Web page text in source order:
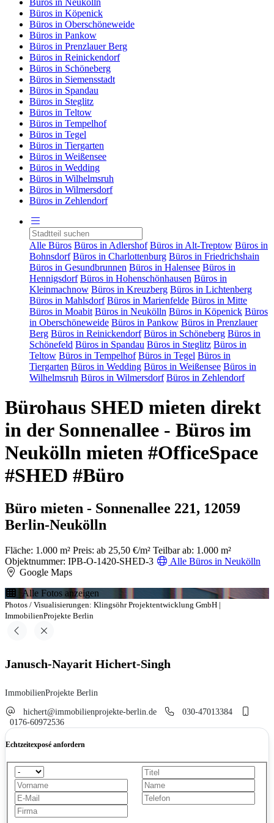
Büros in Köpenick
Büros in Oberschöneweide
Büros in Pankow
Büros in Prenzlauer Berg
Büros in Reinickendorf
Büros in Schöneberg
Büros in Siemensstadt
Büros in Spandau
Büros in Steglitz
Büros in Teltow
Büros in Tempelhof
Büros in Tegel
Büros in Tiergarten
Büros in Weißensee
Büros in Wedding
Büros in Wilhelmsruh
Büros in Wilmersdorf
Büros in Zehlendorf
Alle Büros Büros in Adlershof Büros in Alt-Treptow Büros in
Bohnsdorf Büros in Charlottenburg Büros in Friedrichshain
Büros in Gesundbrunnen Büros in Halensee Büros in
Hennigsdorf Büros in Hohenschönhausen Büros in
Kleinmachnow Büros in Kreuzberg Büros in Lichtenberg
Büros in Mahlsdorf Büros in Marienfelde Büros in Mitte
Büros in Moabit Büros in Neukölln Büros in Köpenick Büros
in Oberschöneweide Büros in Pankow Büros in Prenzlauer
Berg Büros in Reinickendorf Büros in Schöneberg Büros in
Schönefeld Büros in Spandau Büros in Steglitz Büros in
Teltow Büros in Tempelhof Büros in Tegel Büros in
Tiergarten Büros in Wedding Büros in Weißensee Büros in
Wilhelmsruh Büros in Wilmersdorf Büros in Zehlendorf
Bürohaus SHED mieten direkt
in der Sonnenallee - Büros im
Neukölln mieten #OfficeSpace
#SHED #Büro
Büro mieten - Sonnenallee 221, 12059
Berlin-Neukölln
Fläche: 1.000 m² Preis: ab 25,50 €/m² Teilbar ab: 1.000 m²
Objektnummer: IPB-O-1420-SHED-3
Alle Büros in Neukölln
Google Maps
Alle Fotos anzeigen
Photos / Visualisierungen: Klingsöhr Projektentwicklung GmbH |
ImmobilienProjekte Berlin
Janusch-Nayarit Hichert-Singh
ImmobilienProjekte Berlin
hichert@immobilienprojekte-berlin.de
030-47013384
0176-60972536
Echtzeitexposé anfordern